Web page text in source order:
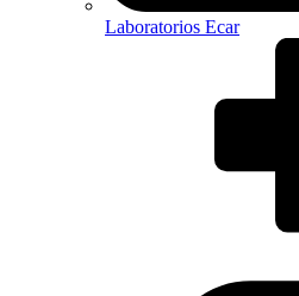
Laboratorios Ecar